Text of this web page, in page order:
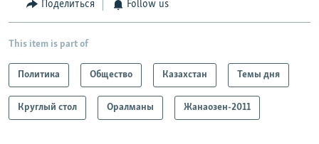
Поделиться Follow us
This item is part of
Политика Общество Казахстан Темы дня
Круглый стол Оралманы Жанаозен-2011